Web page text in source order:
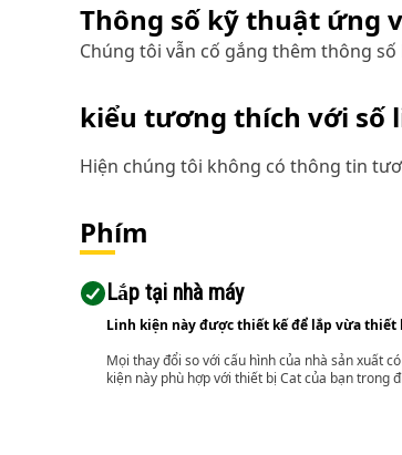
Thông số kỹ thuật ứng
Chúng tôi vẫn cố gắng thêm thông
kiểu tương thích với số
Hiện chúng tôi không có thông tin
Phím
Lắp tại nhà máy
Linh kiện này được thiết kế để lắp vừa thiết
Mọi thay đổi so với cấu hình của nhà sản xuất
kiện này phù hợp với thiết bị Cat của bạn trong